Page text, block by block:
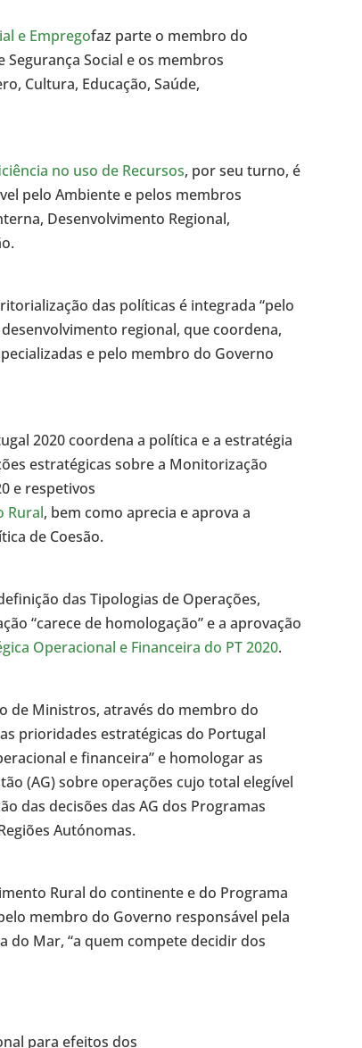
e Empregofaz parte o membro do
Social e os membros
Cultura, Educação, Saúde,
no uso de Recursos, por seu turno, é
pelo Ambiente e pelos membros
Desenvolvimento Regional,
das políticas é integrada “pelo
regional, que coordena,
e pelo membro do Governo
2020 coordena a política e a estratégia
estratégicas sobre a Monitorização
e respetivos
Rural, bem como aprecia e aprova a
de Coesão.
das Tipologias de Operações,
“carece de homologação” e a aprovação
Operacional e Financeira do PT 2020.
de Ministros, através do membro do
prioridades estratégicas do Portugal
e financeira” e homologar as
(AG) sobre operações cujo total elegível
das decisões das AG dos Programas
Autónomas.
Rural do continente e do Programa
membro do Governo responsável pela
do Mar, “a quem compete decidir dos
para efeitos dos